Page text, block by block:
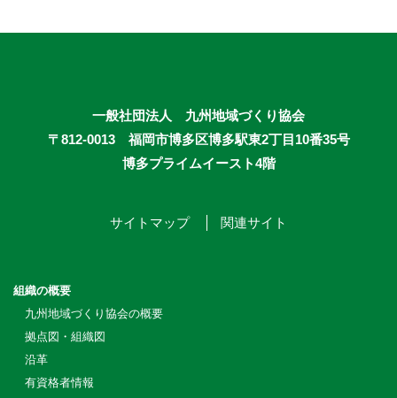
一般社団法人 九州地域づくり協会
〒812-0013 福岡市博多区博多駅東2丁目10番35号
博多プライムイースト4階
サイトマップ 関連サイト
組織の概要
九州地域づくり協会の概要
拠点図・組織図
沿革
有資格者情報